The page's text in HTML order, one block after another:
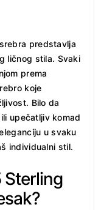
predstavlja
ličnog stila. Svaki
prema
koje
Bilo da
upečatljiv komad
u svaku
individualni stil.
Sterling